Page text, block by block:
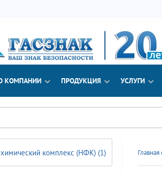
КОМПАНИИ ПРОДУКЦИЯ УСЛУГИ
комплекс (НФК) (1) Главная